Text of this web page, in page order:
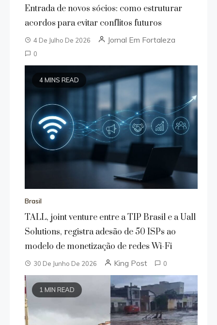
Entrada de novos sócios: como estruturar
acordos para evitar conflitos futuros
4 De Julho De 2026 Jornal Em Fortaleza
0
4 MINS READ
Brasil
TALL, joint venture entre a TIP Brasil e a Uall
Solutions, registra adesão de 50 ISPs ao
modelo de monetização de redes Wi-Fi
30 De Junho De 2026 King Post 0
1 MIN READ